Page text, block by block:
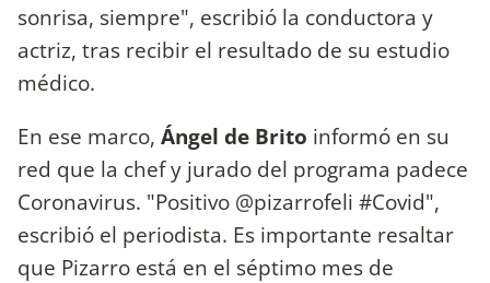
sonrisa, siempre", escribió la conductora y
actriz, tras recibir el resultado de su estudio
médico.
En ese marco, Ángel de Brito informó en su
red que la chef y jurado del programa padece
Coronavirus. "Positivo @pizarrofeli #Covid",
escribió el periodista. Es importante resaltar
que Pizarro está en el séptimo mes de